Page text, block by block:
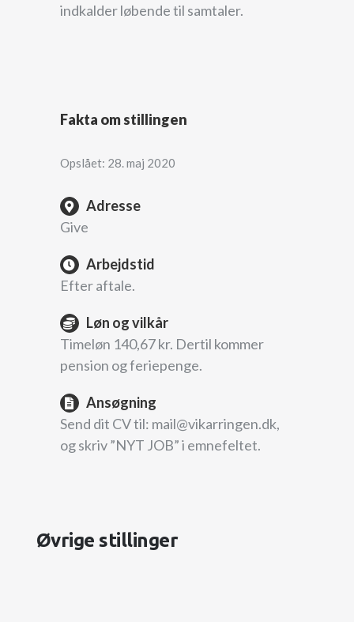
indkalder løbende til samtaler.
Fakta om stillingen
Opslået: 28. maj 2020
Adresse
Give
Arbejdstid
Efter aftale.
Løn og vilkår
Timeløn 140,67 kr. Dertil kommer
pension og feriepenge.
Ansøgning
Send dit CV til: mail@vikarringen.dk,
og skriv ”NYT JOB” i emnefeltet.
Øvrige stillinger